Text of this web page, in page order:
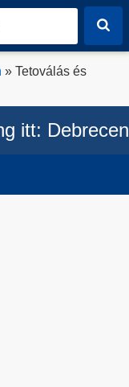
» Tetoválás és
itt: Debrecen